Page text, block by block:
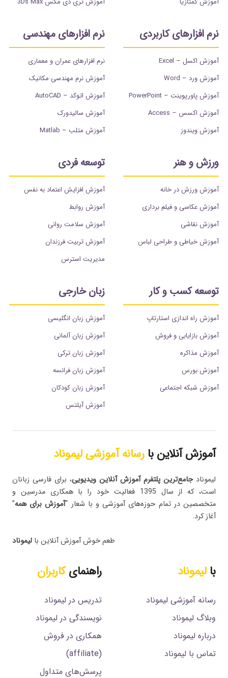
نرم افزارهای کاربردی
آموزش اکسل – Excel
آموزش ورد – Word
آموزش پاورپوینت – PowerPoint
آموزش اکسس – Access
آموزش ویندوز
نرم افزارهای مهندسی
نرم افزارهای عمران و معماری
آموزش نرم مهندسی مکانیک
آموزش اتوکد – AutoCAD
آموزش سالیدورک
آموزش متلب – Matlab
ورزش و هنر
آموزش ورزش در خانه
آموزش عکاسی و فیلم برداری
آموزش نقاشی
آموزش خیاطی و طراحی لباس
توسعه فردی
آموزش افزایش اعتماد به نفس
آموزش روابط
آموزش سلامت روانی
آموزش تربیت فرزندان
مدیریت استرس
توسعه کسب و کار
آموزش راه اندازی استارتاپ
آموزش بازایابی و فروش
آموزش مذاکره
آموزش بورس
آموزش شبکه اجتماعی
زبان خارجی
آموزش زبان انگلیسی
آموزش زبان آلمانی
آموزش زبان ترکی
آموزش زبان فرانسه
آموزش زبان کودکان
آموزش آیلتس
آموزش آنلاین بارسانه آموزشی لیموناد
لیمونادجامع‌ترین پلتفرم‌ آموزش آنلاین ویدیویی، برای فارسی زبانان
است، که از سال 1395 فعالیت خود را با همکاری مدرسین و
متخصصین در تمام حوزه‌های آموزشی و با شعار “آموزش برای همه”
آغاز کرد.
طعم خوش آموزش آنلاین با لیموناد
بالیموناد
رسانه آموزشی لیموناد
وبلاگ لیموناد
درباره لیموناد
تماس با لیموناد
راهنمایکاربران
تدریس در لیموناد
نویسندگی در لیموناد
همکاری در فروش
(affiliate)
پرسش‌های متداول